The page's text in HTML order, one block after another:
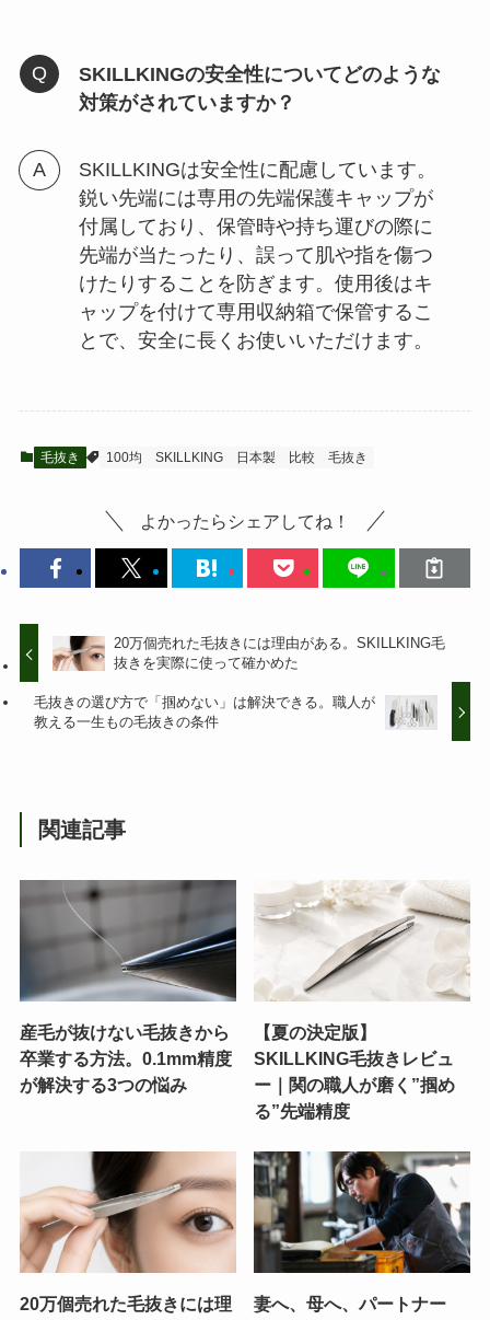
SKILLKINGの安全性についてどのような
対策がされていますか？
SKILLKINGは安全性に配慮しています。
鋭い先端には専用の先端保護キャップが
付属しており、保管時や持ち運びの際に
先端が当たったり、誤って肌や指を傷つ
けたりすることを防ぎます。使用後はキ
ャップを付けて専用収納箱で保管するこ
とで、安全に長くお使いいただけます。
毛抜き 100均 SKILLKING 日本製 比較 毛抜き
よかったらシェアしてね！
20万個売れた毛抜きには理由がある。SKILLKING毛
抜きを実際に使って確かめた
毛抜きの選び方で「掴めない」は解決できる。職人が
教える一生もの毛抜きの条件
関連記事
産毛が抜けない毛抜きから
卒業する方法。0.1mm精度
が解決する3つの悩み
【夏の決定版】
SKILLKING毛抜きレビュ
ー｜関の職人が磨く”掴め
る”先端精度
20万個売れた毛抜きには理 妻へ、母へ、パートナー